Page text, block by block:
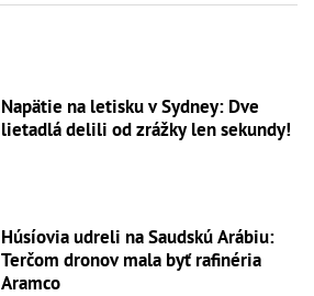
Napätie na letisku v Sydney: Dve
lietadlá delili od zrážky len sekundy!
Húsíovia udreli na Saudskú Arábiu:
Terčom dronov mala byť rafinéria
Aramco